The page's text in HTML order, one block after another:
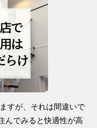
すが、それは間違いで
んでみると快適性が高